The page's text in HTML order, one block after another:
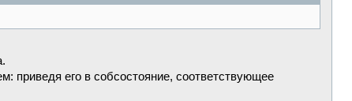
приведя его в собсостояние, соответствующее